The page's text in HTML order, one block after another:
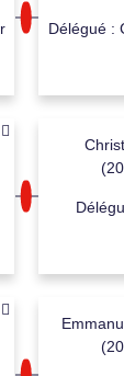
Délégué :